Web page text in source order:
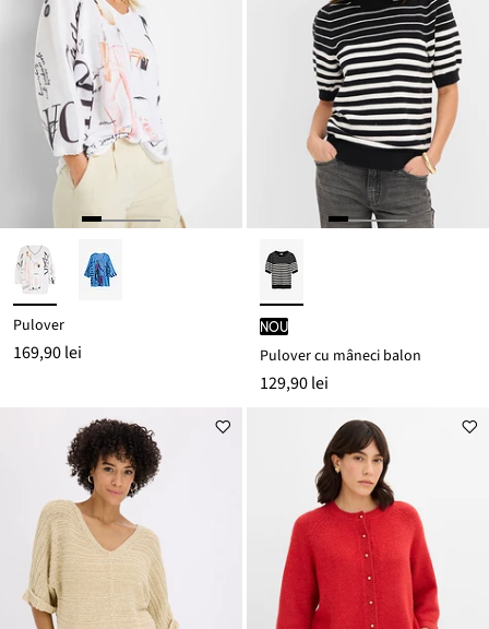
Pulover
169,90 lei
nou
Pulover cu mâneci balon
129,90 lei